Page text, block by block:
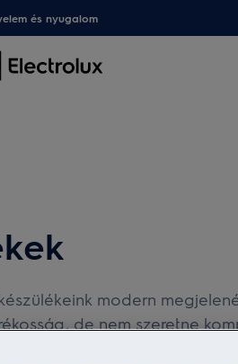
és nyugalom
modern
de nem szeretne